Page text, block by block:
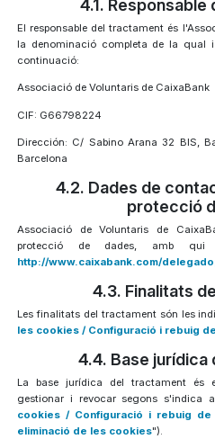
4.1.
El responsable del tractament és
la denominació completa de la qual
continuació:
Associació de Voluntaris de CaixaBank
CIF: G66798224
Dirección: C/ Sabino Arana 32 BIS,
Barcelona
4.2. Dades de
protecció
Associació de Voluntaris de
protecció de dades, amb
http://www.caixabank.com/
4.3. Finalitats
Les finalitats del tractament són les
les cookies / Configuració i rebuig
4.4. Base
La base jurídica del tractament és
gestionar i revocar segons s'indica
cookies / Configuració i rebuig de
eliminació de les cookies").